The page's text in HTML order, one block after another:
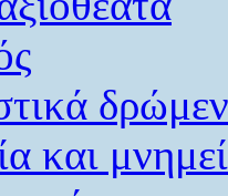
και